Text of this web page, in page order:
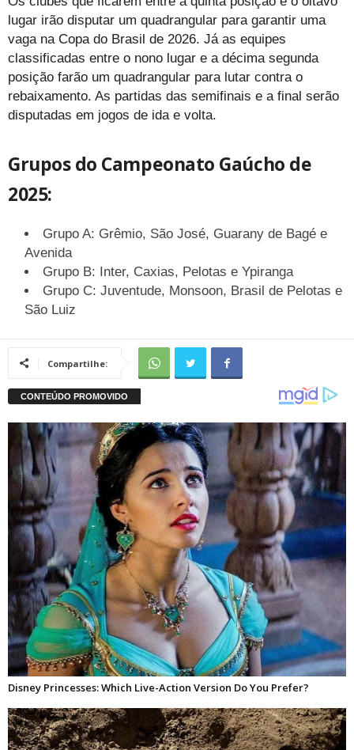
lugar irão disputar um quadrangular para garantir uma
vaga na Copa do Brasil de 2026. Já as equipes
classificadas entre o nono lugar e a décima segunda
posição farão um quadrangular para lutar contra o
rebaixamento. As partidas das semifinais e a final serão
disputadas em jogos de ida e volta.
Grupos do Campeonato Gaúcho de
2025:
Grupo A: Grêmio, São José, Guarany de Bagé e
Avenida
Grupo B: Inter, Caxias, Pelotas e Ypiranga
Grupo C: Juventude, Monsoon, Brasil de Pelotas e
São Luiz
Compartilhe: